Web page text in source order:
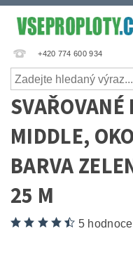
+420 774 600 934
MIDDLE,
BARVA
25 M
5